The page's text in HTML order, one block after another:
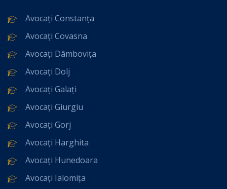
Avocați Constanța
Avocați Covasna
Avocați Dâmbovița
Avocați Dolj
Avocați Galați
Avocați Giurgiu
Avocați Gorj
Avocați Harghita
Avocați Hunedoara
Avocați Ialomița